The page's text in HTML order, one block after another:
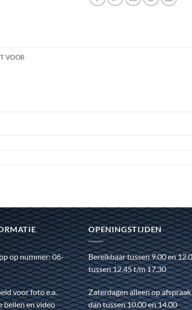
VOOR
op nummer: 06-
voor foto e.a.
bellen en video
OPENINGSTIJDEN
Bereikbaar tussen 9.00 en
tussen 12.45 t/m 17.30
Zaterdagen alleen op
dan tussen 10.00 en 14.00